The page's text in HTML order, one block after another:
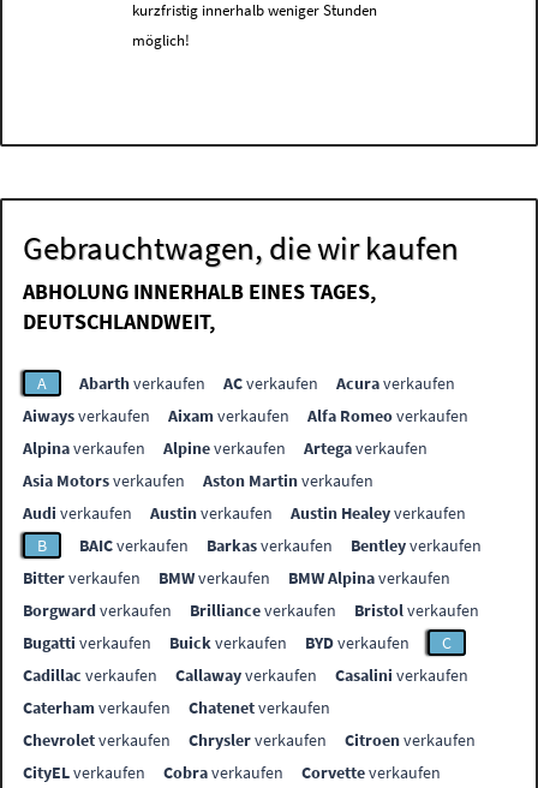
kurzfristig innerhalb weniger Stunden
möglich!
Gebrauchtwagen, die wir kaufen
ABHOLUNG INNERHALB EINES TAGES,
DEUTSCHLANDWEIT,
A Abarthverkaufen ACverkaufen Acuraverkaufen
Aiwaysverkaufen Aixamverkaufen Alfa Romeoverkaufen
Alpinaverkaufen Alpineverkaufen Artegaverkaufen
Asia Motorsverkaufen Aston Martinverkaufen
Audi verkaufen Austinverkaufen Austin Healeyverkaufen
B
BAICverkaufen Barkasverkaufen Bentleyverkaufen
Bitterverkaufen BMWverkaufen BMW Alpinaverkaufen
Borgwardverkaufen Brillianceverkaufen Bristolverkaufen
Bugatti verkaufen Buickverkaufen BYDverkaufen
C
Cadillac verkaufen Callawayverkaufen Casalini verkaufen
Caterhamverkaufen Chatenetverkaufen
Chevroletverkaufen Chryslerverkaufen Citroenverkaufen
CityELverkaufen Cobraverkaufen Corvetteverkaufen